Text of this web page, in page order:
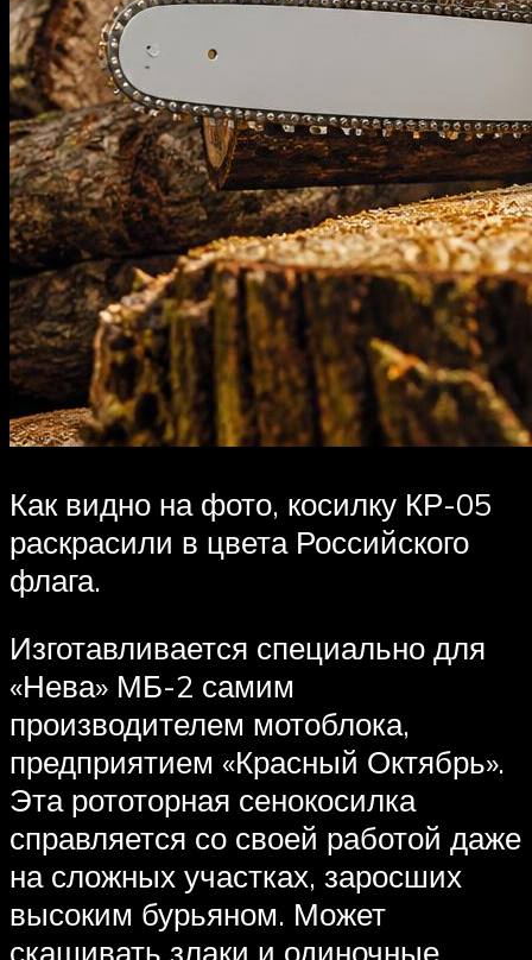
Как видно на фото, косилку КР-05
раскрасили в цвета Российского
флага.
Изготавливается специально для
«Нева» МБ-2 самим
производителем мотоблока,
предприятием «Красный Октябрь».
Эта рототорная сенокосилка
справляется со своей работой даже
на сложных участках, заросших
высоким бурьяном. Может
скашивать злаки и одиночные